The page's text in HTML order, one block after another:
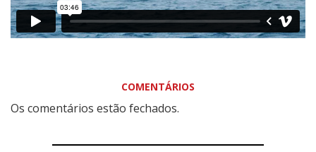
COMENTÁRIOS
Os comentários estão fechados.